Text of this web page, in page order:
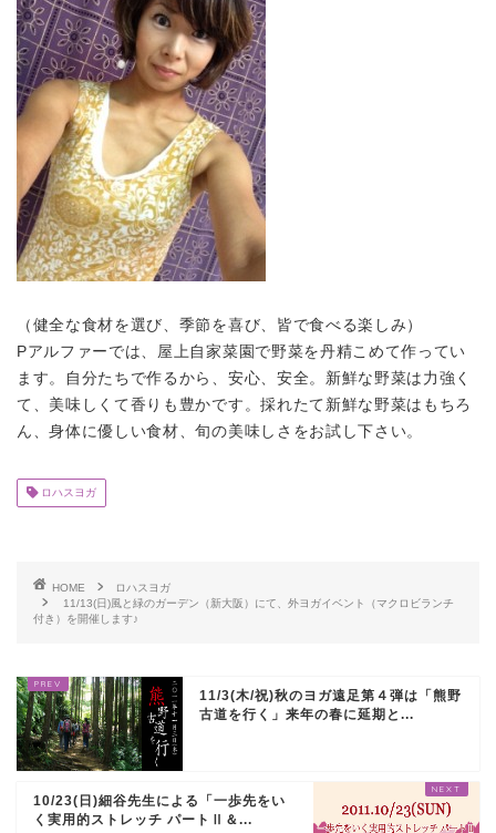
（健全な食材を選び、季節を喜び、皆で食べる楽しみ）
Pアルファーでは、屋上自家菜園で野菜を丹精こめて作ってい
ます。自分たちで作るから、安心、安全。新鮮な野菜は力強く
て、美味しくて香りも豊かです。採れたて新鮮な野菜はもちろ
ん、身体に優しい食材、旬の美味しさをお試し下さい。
ロハスヨガ
HOME
ロハスヨガ
11/13(日)風と緑のガーデン（新大阪）にて、外ヨガイベント（マクロビランチ
付き）を開催します♪
11/3(木/祝)秋のヨガ遠足第４弾は「熊野
古道を行く」来年の春に延期と...
10/23(日)細谷先生による「一歩先をい
く実用的ストレッチ パートⅡ＆...